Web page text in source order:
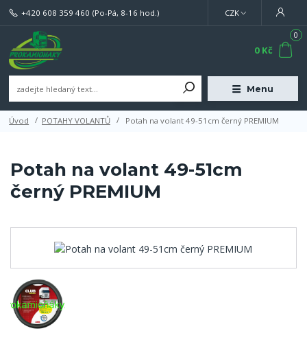
Menu
CZK
+420 608 359 460 (Po-Pá, 8-16 hod.)
0
0 Kč
Úvod POTAHY VOLANTŮ Potah na volant 49-51cm černý PREMIUM
Potah na volant 49-51cm
černý PREMIUM